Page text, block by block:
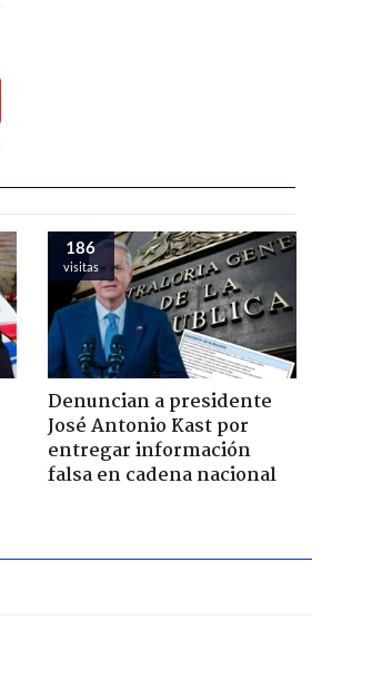
186
visitas
Denuncian a presidente
José Antonio Kast por
entregar información
falsa en cadena nacional